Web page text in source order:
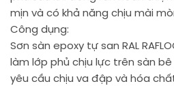
mịn và có khả năng chịu mài
Công dụng:
Sơn sàn epoxy tự san RAL
làm lớp phủ chịu lực trên sàn
yêu cầu chịu va đập và hóa